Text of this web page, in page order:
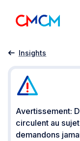
Accueil
Insights
Gesond bleiwen
Avertissement:
circulent au
demandons